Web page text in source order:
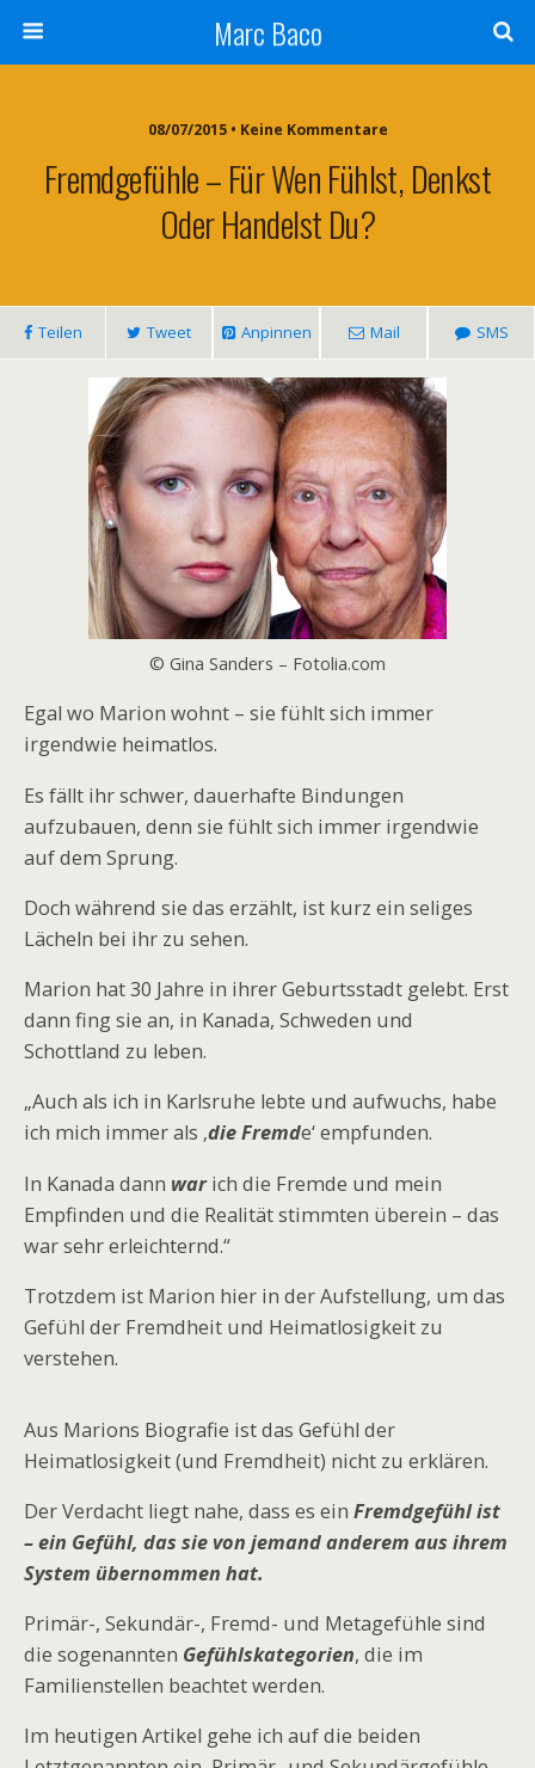
Marc Baco
08/07/2015 • Keine Kommentare
Fremdgefühle – Für Wen Fühlst, Denkst
Oder Handelst Du?
Teilen Tweet Anpinnen Mail SMS
© Gina Sanders – Fotolia.com
Egal wo Marion wohnt – sie fühlt sich immer
irgendwie heimatlos.
Es fällt ihr schwer, dauerhafte Bindungen
aufzubauen, denn sie fühlt sich immer irgendwie
auf dem Sprung.
Doch während sie das erzählt, ist kurz ein seliges
Lächeln bei ihr zu sehen.
Marion hat 30 Jahre in ihrer Geburtsstadt gelebt. Erst
dann fing sie an, in Kanada, Schweden und
Schottland zu leben.
„Auch als ich in Karlsruhe lebte und aufwuchs, habe
ich mich immer als ‚die Fremde‘ empfunden.
In Kanada dann warich die Fremde und mein
Empfinden und die Realität stimmten überein – das
war sehr erleichternd.“
Trotzdem ist Marion hier in der Aufstellung, um das
Gefühl der Fremdheit und Heimatlosigkeit zu
verstehen.
Aus Marions Biografie ist das Gefühl der
Heimatlosigkeit (und Fremdheit) nicht zu erklären.
Der Verdacht liegt nahe, dass es ein Fremdgefühl ist
– ein Gefühl, das sie von jemand anderem aus ihrem
System übernommen hat.
Primär-, Sekundär-, Fremd- und Metagefühle sind
die sogenannten Gefühlskategorien, die im
Familienstellen beachtet werden.
Im heutigen Artikel gehe ich auf die beiden